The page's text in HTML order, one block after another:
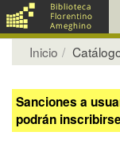
Inicio
Sanciones a
podrán